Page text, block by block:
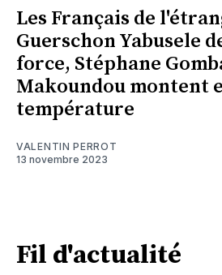
Les Français de
Guerschon Yabusele
force, Stéphane
Makoundou montent
température
VALENTIN PERROT
13 novembre 2023
Fil d'actualité